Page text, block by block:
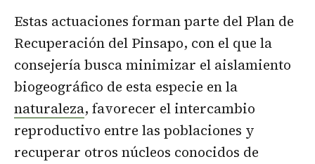
Estas actuaciones forman parte del Plan de
Recuperación del Pinsapo, con el que la
consejería busca minimizar el aislamiento
biogeográfico de esta especie en la
naturaleza, favorecer el intercambio
reproductivo entre las poblaciones y
recuperar otros núcleos conocidos de